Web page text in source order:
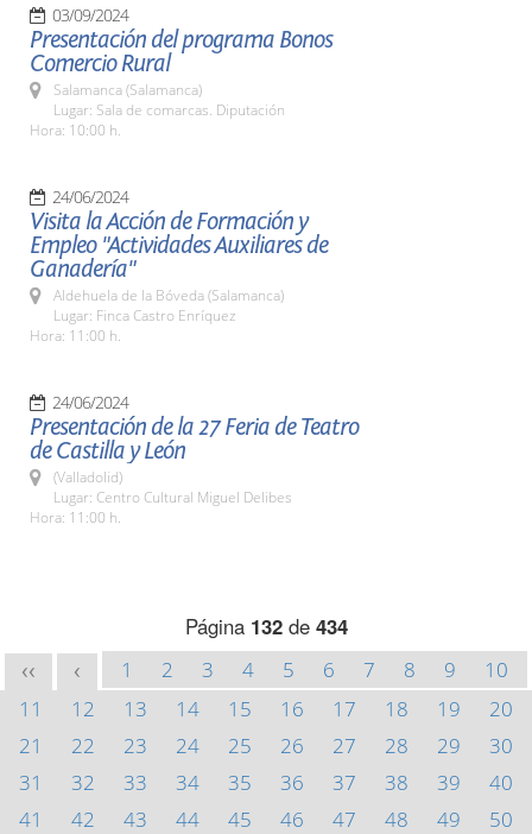
03/09/2024
Presentación del programa Bonos
Comercio Rural
Salamanca (Salamanca)
Lugar: Sala de comarcas. Diputación
Hora: 10:00 h.
24/06/2024
Visita la Acción de Formación y
Empleo "Actividades Auxiliares de
Ganadería"
Aldehuela de la Bóveda (Salamanca)
Lugar: Finca Castro Enríquez
Hora: 11:00 h.
24/06/2024
Presentación de la 27 Feria de Teatro
de Castilla y León
(Valladolid)
Lugar: Centro Cultural Miguel Delibes
Hora: 11:00 h.
Página 132de 434
<< < 1 2 3 4 5 6 7 8 9
10
11
12 13 14 15 16 17 18 19
20
21
22 23 24 25 26 27 28 29
30
31
32 33 34 35 36 37 38 39
40
41
42 43 44 45 46 47 48 49
50